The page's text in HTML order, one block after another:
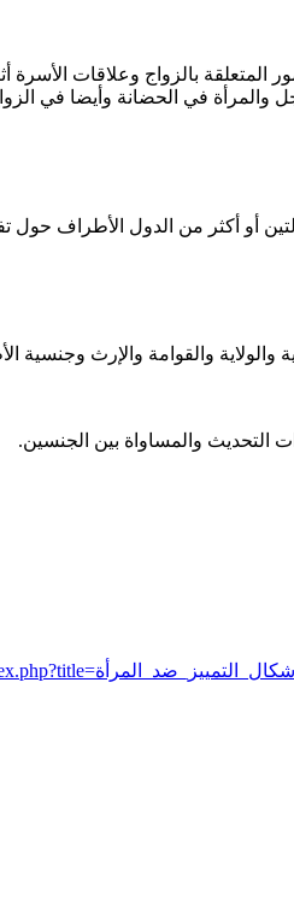
بالزواج وعلاقات
والمرأة في الحضانة وأيضا في
عرض أي خلاف بين دولتين أو أكثر من
والقوامة والإرث
والمساواة بين الجنسين.